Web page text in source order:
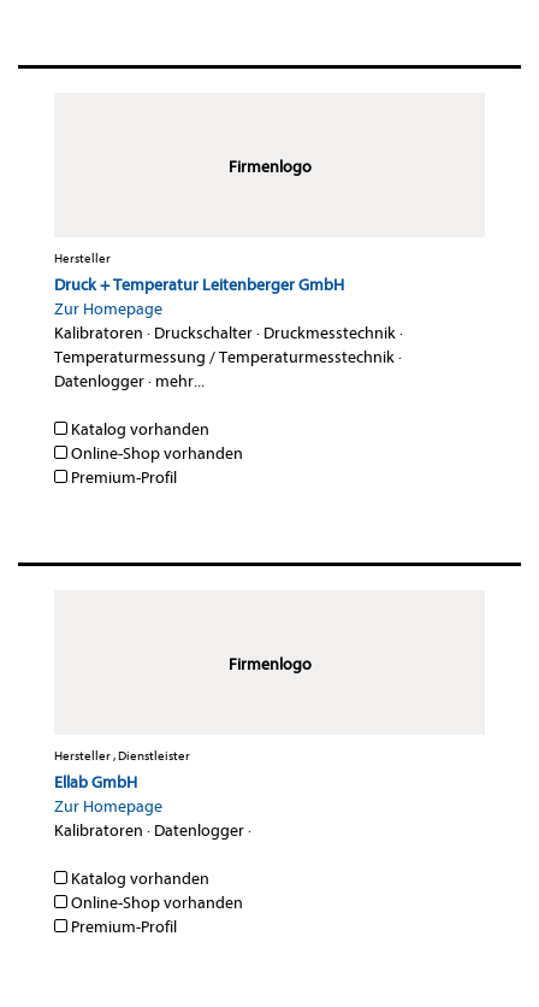
Firmenlogo
Hersteller
Druck + Temperatur Leitenberger GmbH
Zur Homepage
Kalibratoren · Druckschalter· Druckmesstechnik·
Temperaturmessung / Temperaturmesstechnik·
Datenlogger· mehr...
Katalog vorhanden
Online-Shop vorhanden
Premium-Profil
Firmenlogo
Hersteller , Dienstleister
Ellab GmbH
Zur Homepage
Kalibratoren · Datenlogger·
Katalog vorhanden
Online-Shop vorhanden
Premium-Profil